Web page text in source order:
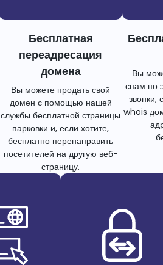
Бесплатная
переадресация
домена
Вы можете продать свой
домен с помощью нашей
службы бесплатной страницы
парковки и, если хотите,
бесплатно перенаправить
посетителей на другую веб-
страницу.
Вы
спам по
whois